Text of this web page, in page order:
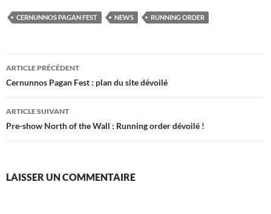
CERNUNNOS PAGAN FEST NEWS RUNNING ORDER
Navigation
des
articles
ARTICLE PRÉCÉDENT
Cernunnos Pagan Fest : plan du site dévoilé
ARTICLE SUIVANT
Pre-show North of the Wall : Running order dévoilé !
LAISSER UN COMMENTAIRE